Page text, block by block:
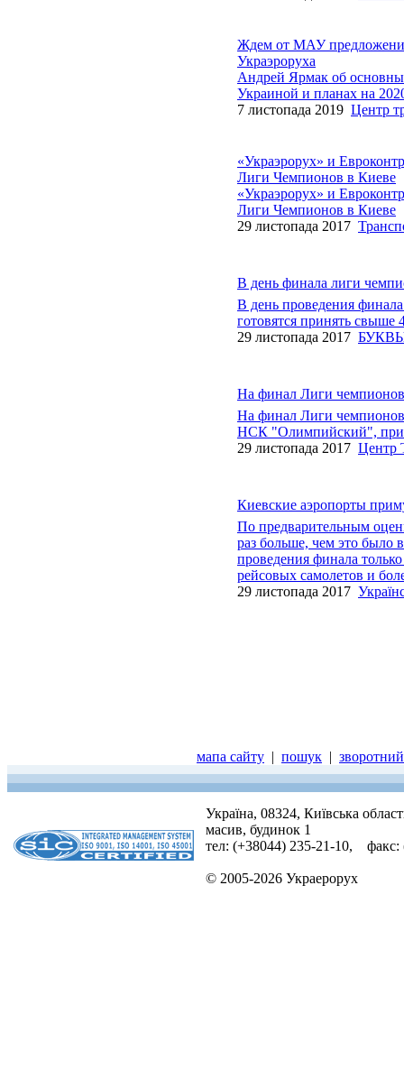
Ждем от МАУ предложения
Украэроруха
Андрей Ярмак об
Украиной и планах на
7 листопада 2019 Центр
«Украэрорух» и
Лиги Чемпионов в Киеве
«Украэрорух» и
Лиги Чемпионов в Киеве
29 листопада 2017
В день финала лиги
В день проведения
готовятся принять свыше
29 листопада 2017
На финал Лиги чемпионов
На финал Лиги
НСК "Олимпийский",
29 листопада 2017 Центр
Киевские аэропорты
По предварительным
раз больше, чем это было
проведения финала
рейсовых самолетов и
29 листопада 2017
мапа сайту | пошук |
Україна, 08324, Київська
масив, будинок 1
тел: (+38044) 235-21-10, факс:
© 2005-2026 Украерорух